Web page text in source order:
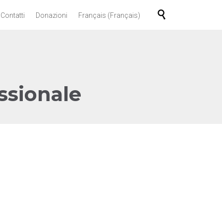
Skip
Donazioni Français (Français) 